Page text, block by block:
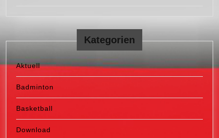
Kategorien
Aktuell
Badminton
Basketball
Download